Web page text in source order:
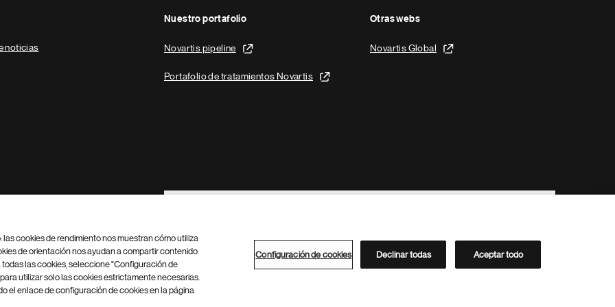
noticias
Nuestro portafolio
Novartis pipeline
Portafolio de tratamientos Novartis
Otras webs
Novartis Global
Footer Site Search
Configuración de cookies Mapa del sitio
Directorio de Novartis
cookies de rendimiento nos muestran cómo utiliza
de orientación nos ayudan a compartir contenido
las cookies, seleccione "Configuración de
utilizar solo las cookies estrictamente necesarias.
el enlace de configuración de cookies en la página
Configuración de cookies Declinar todas Aceptar todo